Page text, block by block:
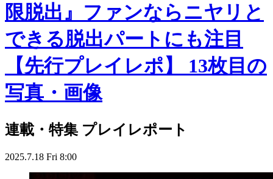
限脱出』ファンならニヤリと
できる脱出パートにも注目
【先行プレイレポ】 13枚目の
写真・画像
連載・特集 プレイレポート
2025.7.18 Fri 8:00